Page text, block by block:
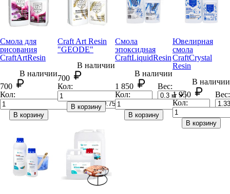
Смола для
рисования
CraftArtResin
В наличии
700
Кол:
В корзину
Craft Art Resin
"GEODE"
В наличии
700
Кол:
Вес:
В корзину
Смола
эпоксидная
CraftLiquidResin
В наличии
1 850
Кол:
Вес:
В корзину
Ювелирная
смола
CraftCrystal
Resin
В наличии
1 950
Кол:
В корзину